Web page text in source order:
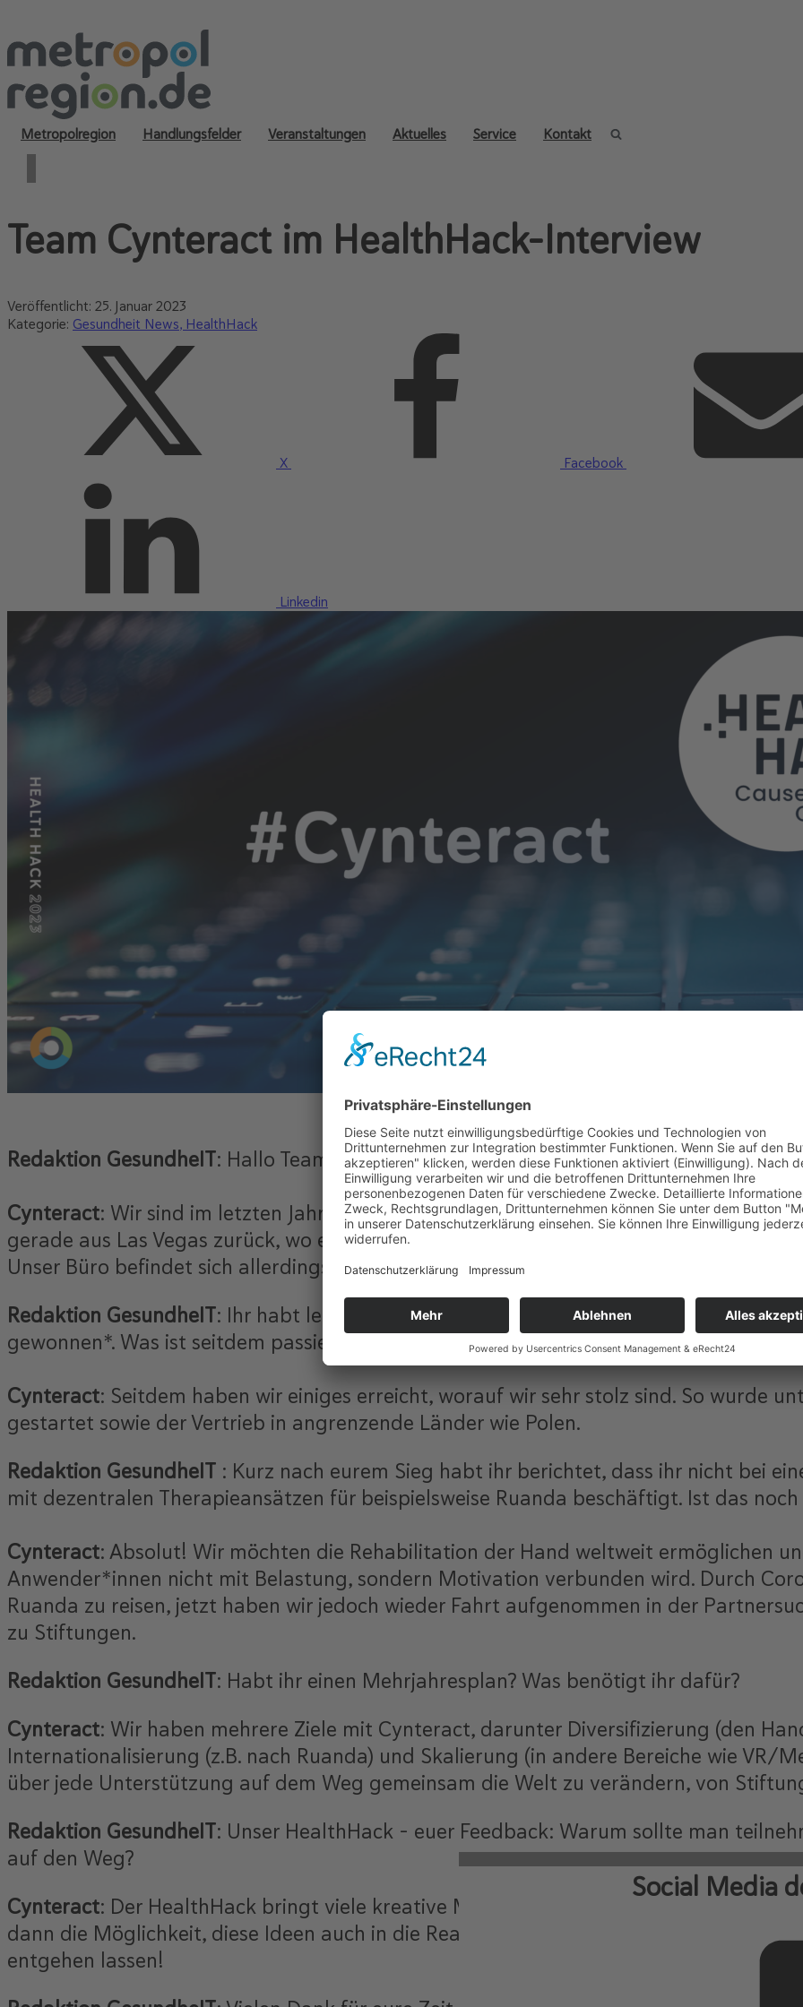
Metropolregion Handlungsfelder Veranstaltungen Aktuelles Service Kontakt
Social Media
Team Cynteract im HealthHack-Interview
Veröffentlicht: 25. Januar 2023
Kategorie: Gesundheit News HealthHack
X Facebook
Linkedin
Redaktion GesundheIT: Hallo Team Cynteract, wo erwischen wir euch gerade?
Cynteract: Wir sind im letzten Jahr viel rumgekommen. Gernot war Ende letzten
gerade aus Las Vegas zurück, wo er den Handschuh auf der CES, einer der weltweit
Unser Büro befindet sich allerdings weiterhin in Aachen, dort haben wir auch unsere
Redaktion GesundheIT: Ihr habt letztes Jahr mit eurem smarten Handschuh für die
gewonnen*. Was ist seitdem passiert?
Cynteract: Seitdem haben wir einiges erreicht, worauf wir sehr stolz sind. So wurde
gestartet sowie der Vertrieb in angrenzende Länder wie Polen.
Redaktion GesundheIT : Kurz nach eurem Sieg habt ihr berichtet, dass ihr nicht bei
mit dezentralen Therapieansätzen für beispielsweise Ruanda beschäftigt. Ist das
Cynteract: Absolut! Wir möchten die Rehabilitation der Hand weltweit ermöglichen
Anwender*innen nicht mit Belastung, sondern Motivation verbunden wird. Durch
Ruanda zu reisen, jetzt haben wir jedoch wieder Fahrt aufgenommen in der
zu Stiftungen.
Redaktion GesundheIT: Habt ihr einen Mehrjahresplan? Was benötigt ihr dafür?
Cynteract: Wir haben mehrere Ziele mit Cynteract, darunter Diversifizierung (den
Internationalisierung (z.B. nach Ruanda) und Skalierung (in andere Bereiche wie VR/
über jede Unterstützung auf dem Weg gemeinsam die Welt zu verändern, von
Redaktion GesundheIT: Unser HealthHack – euer Feedback: Warum sollte man
auf den Weg?
Cynteract: Der HealthHack bringt viele kreative Menschen mit tollen Ideen
dann die Möglichkeit, diese Ideen auch in die Realität umzusetzen und zu verbessern.
entgehen lassen!